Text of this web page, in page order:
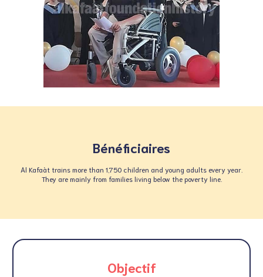
Bénéficiaires
Al Kafaàt trains more than 1,750 children and young adults every year.
They are mainly from families living below the poverty line.
Objectif